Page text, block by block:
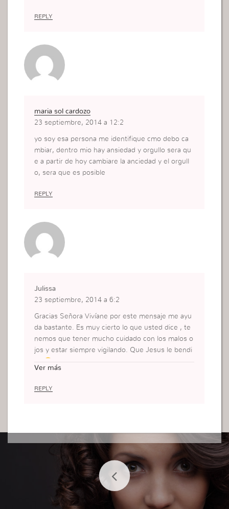
REPLY
maria sol cardozo
23 septiembre, 2014 a 12:2
yo soy esa persona me identifique cmo debo ca
mbiar, dentro mio hay ansiedad y orgullo sera qu
e a partir de hoy cambiare la anciedad y el orgull
o, sera que es posible
REPLY
Julissa
23 septiembre, 2014 a 6:2
Gracias Señora Vivíane por este mensaje me ayu
da bastante. Es muy cierto lo que usted dice , te
nemos que tener mucho cuidado con los malos o
jos y estar siempre vigilando. Que Jesus le bendi
Ver más
REPLY